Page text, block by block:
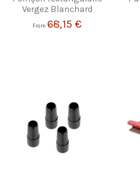
Vergez Blanchard
From 68,15 €